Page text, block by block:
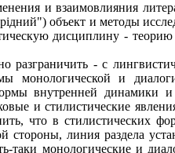
и взаимовлияния
объект и методы
дисциплину -
разграничить - с
монологической и
внутренней динамики и
и стилистические
что в стилистических
линия раздела
монологические и